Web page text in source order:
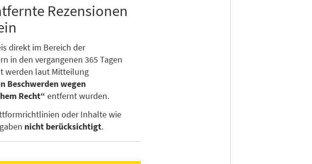
Rezensionen
direkt im Bereich der
in den vergangenen 365 Tagen
werden laut Mitteilung
Beschwerden wegen
Recht“ entfernt wurden.
oder Inhalte wie
nicht berücksichtigt.